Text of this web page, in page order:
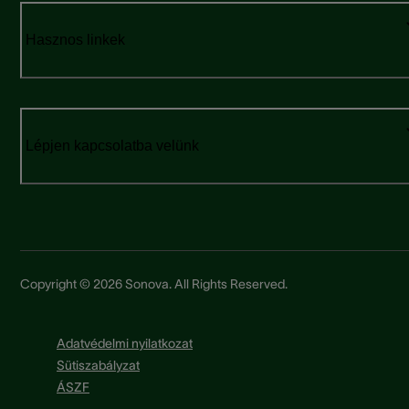
Hasznos linkek
Lépjen kapcsolatba velünk
Copyright © 2026 Sonova. All Rights Reserved.
Adatvédelmi nyilatkozat
Sütiszabályzat
ÁSZF